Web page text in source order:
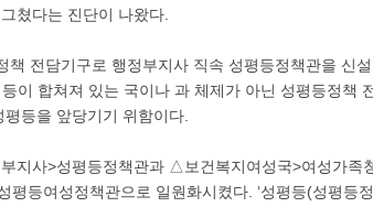
쳤다는 진단이 나왔다.
전담기구로 행정부지사 직속 성평등정책관을 신
이 합쳐져 있는 국이나 과 체제가 아닌 성평등정책
등을 앞당기기 위함이다.
지사>성평등정책관과 △보건복지여성국>여성가족
등여성정책관으로 일원화시켰다. ‘성평등(성평등정